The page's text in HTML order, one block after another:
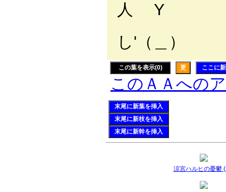
人 Y
し'（＿）
この葉を表示(0) 更 ここに
このＡＡへの
末尾に新葉を挿入
末尾に新枝を挿入
末尾に新幹を挿入
涼宮ハルヒの憂鬱